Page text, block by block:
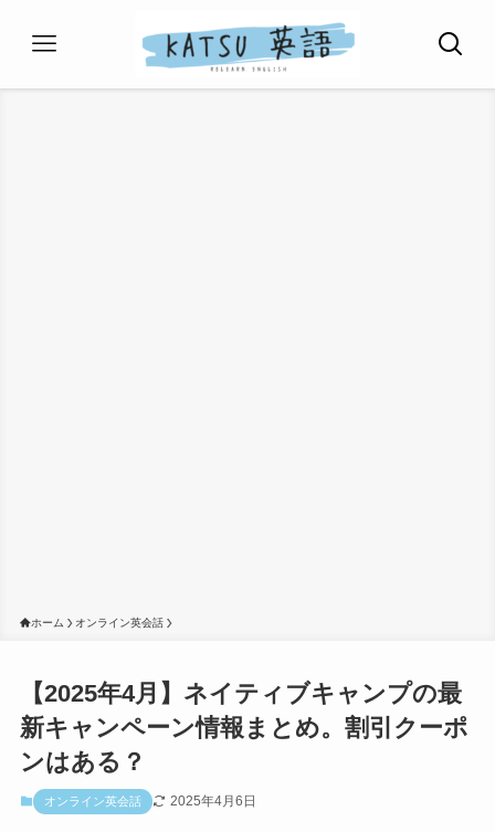
ホーム オンライン英会話
【2025年4月】ネイティブキャンプの最
新キャンペーン情報まとめ。割引クーポ
ンはある？
オンライン英会話 2025年4月6日